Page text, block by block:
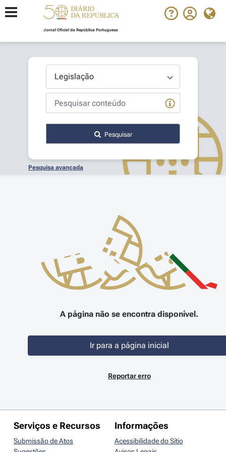
Jornal Oficial da República Portuguesa
Pesquisar
Pesquisa avançada
A página não se encontra disponível.
Ir para a página inicial
Reportar erro
Serviços e Recursos
Submissão de Atos
Informações
Acessibilidade do Sítio